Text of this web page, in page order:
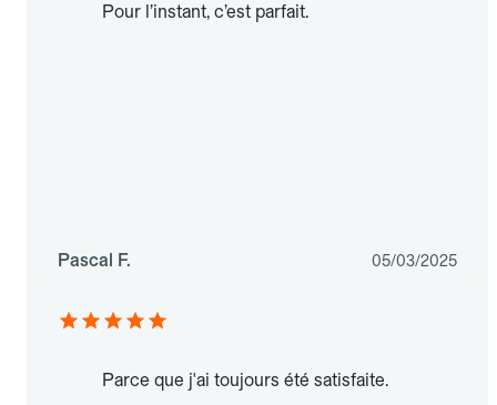
Pour l’instant, c’est parfait.
Pascal F. 05/03/2025
Parce que j'ai toujours été satisfaite.